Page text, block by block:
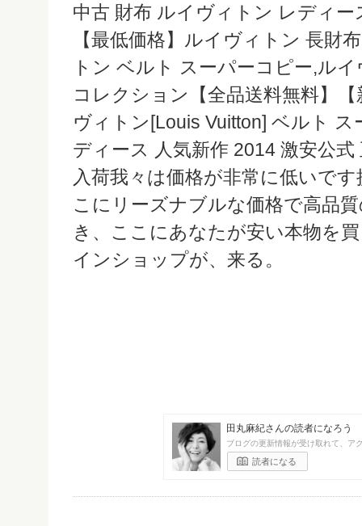
中古 財布 ルイヴィトン レディ
【最低価格】ルイヴィトン 長財
トン ベルト スーパーコピー,ル
コレクション【全品送料無料】
ヴィトン[Louis Vuitton] ベルト
ディース 人気新作 2014 激安公式
入荷我々は価格が非常に低いで
こにリーズナブルな価格で高品
き、ここにあなたが安い本物を
インショップが、来る。
田丸麻紀さんの読者になろう
ブログの更新情報が受け取れて、ア
読者になる